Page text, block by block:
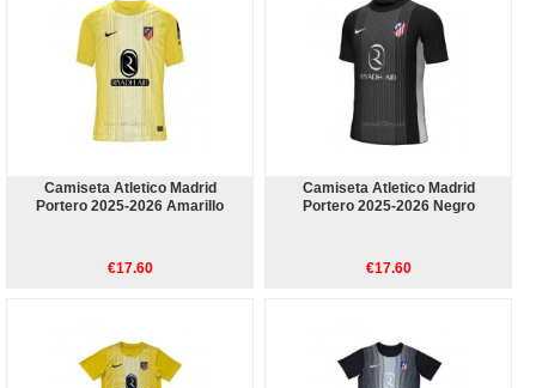
Camiseta Atletico Madrid
Portero 2025-2026 Amarillo
€17.60
Camiseta Atletico Madrid
Portero 2025-2026 Negro
€17.60